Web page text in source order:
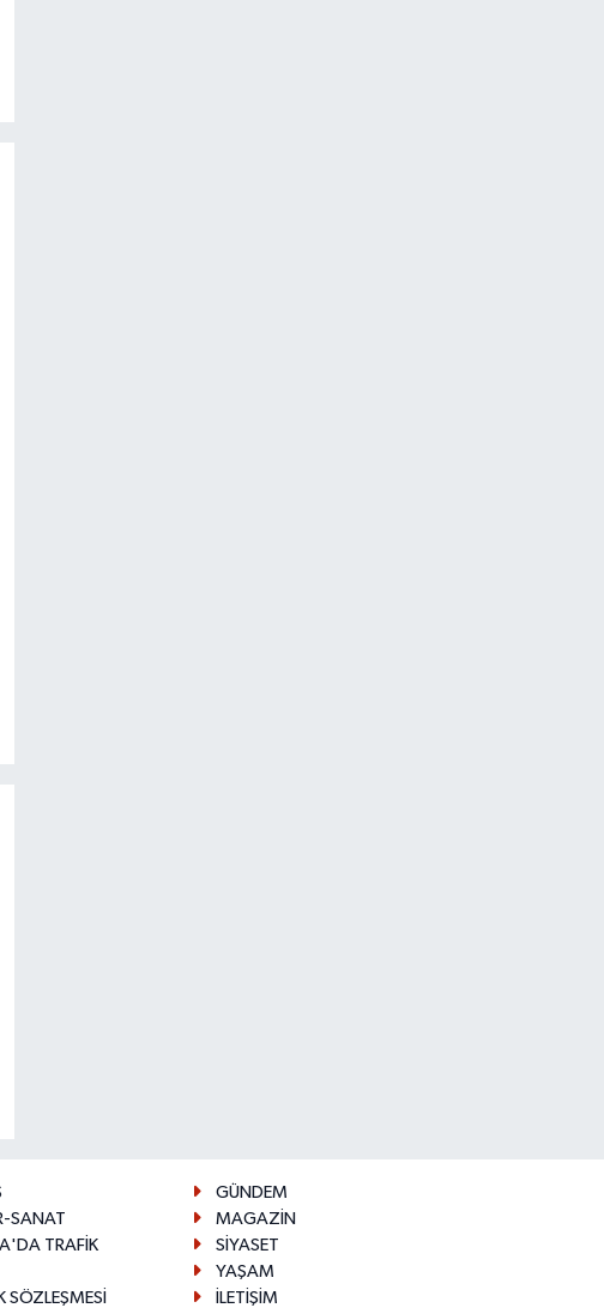
GÜNDEM
SANAT
MAGAZİN
TRAFİK
SİYASET
YAŞAM
SÖZLEŞMESİ
İLETİŞİM